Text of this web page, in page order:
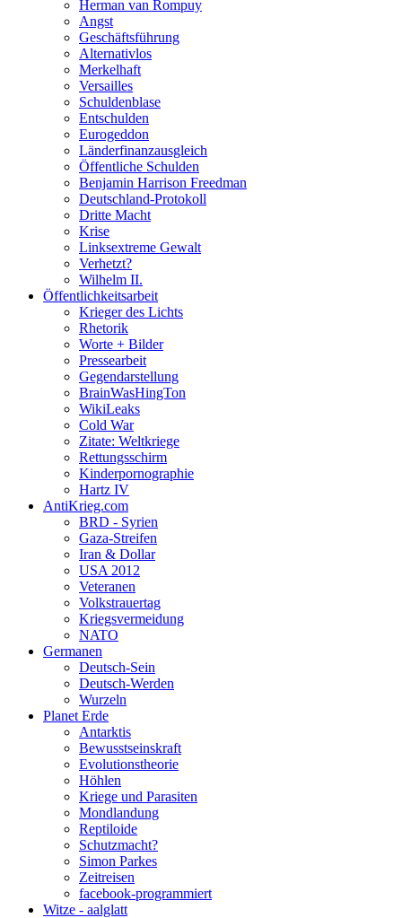
Herman van Rompuy
Angst
Geschäftsführung
Alternativlos
Merkelhaft
Versailles
Schuldenblase
Entschulden
Eurogeddon
Länderfinanzausgleich
Öffentliche Schulden
Benjamin Harrison Freedman
Deutschland-Protokoll
Dritte Macht
Krise
Linksextreme Gewalt
Verhetzt?
Wilhelm II.
Öffentlichkeitsarbeit
Krieger des Lichts
Rhetorik
Worte + Bilder
Pressearbeit
Gegendarstellung
BrainWasHingTon
WikiLeaks
Cold War
Zitate: Weltkriege
Rettungsschirm
Kinderpornographie
Hartz IV
AntiKrieg.com
BRD - Syrien
Gaza-Streifen
Iran & Dollar
USA 2012
Veteranen
Volkstrauertag
Kriegsvermeidung
NATO
Germanen
Deutsch-Sein
Deutsch-Werden
Wurzeln
Planet Erde
Antarktis
Bewusstseinskraft
Evolutionstheorie
Höhlen
Kriege und Parasiten
Mondlandung
Reptiloide
Schutzmacht?
Simon Parkes
Zeitreisen
facebook-programmiert
Witze - aalglatt